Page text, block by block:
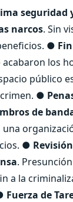
narcos. Sin
●
acabaron los
público
●
de
una
●
.
a la
Fuerza de